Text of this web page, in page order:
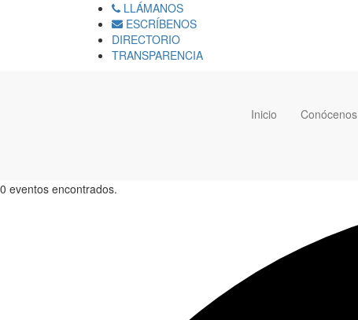
LLÁMANOS
ESCRÍBENOS
DIRECTORIO
TRANSPARENCIA
Inicio Conócenos
0 eventos encontrados.